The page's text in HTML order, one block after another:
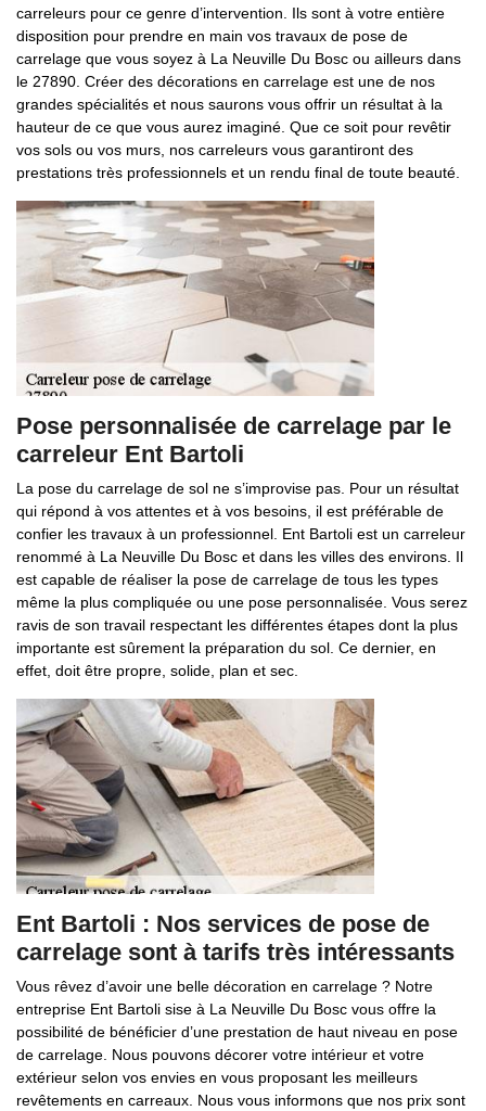
carreleurs pour ce genre d’intervention. Ils sont à votre entière
disposition pour prendre en main vos travaux de pose de
carrelage que vous soyez à La Neuville Du Bosc ou ailleurs dans
le 27890. Créer des décorations en carrelage est une de nos
grandes spécialités et nous saurons vous offrir un résultat à la
hauteur de ce que vous aurez imaginé. Que ce soit pour revêtir
vos sols ou vos murs, nos carreleurs vous garantiront des
prestations très professionnels et un rendu final de toute beauté.
Pose personnalisée de carrelage par le
carreleur Ent Bartoli
La pose du carrelage de sol ne s’improvise pas. Pour un résultat
qui répond à vos attentes et à vos besoins, il est préférable de
confier les travaux à un professionnel. Ent Bartoli est un carreleur
renommé à La Neuville Du Bosc et dans les villes des environs. Il
est capable de réaliser la pose de carrelage de tous les types
même la plus compliquée ou une pose personnalisée. Vous serez
ravis de son travail respectant les différentes étapes dont la plus
importante est sûrement la préparation du sol. Ce dernier, en
effet, doit être propre, solide, plan et sec.
Ent Bartoli : Nos services de pose de
carrelage sont à tarifs très intéressants
Vous rêvez d’avoir une belle décoration en carrelage ? Notre
entreprise Ent Bartoli sise à La Neuville Du Bosc vous offre la
possibilité de bénéficier d’une prestation de haut niveau en pose
de carrelage. Nous pouvons décorer votre intérieur et votre
extérieur selon vos envies en vous proposant les meilleurs
revêtements en carreaux. Nous vous informons que nos prix sont